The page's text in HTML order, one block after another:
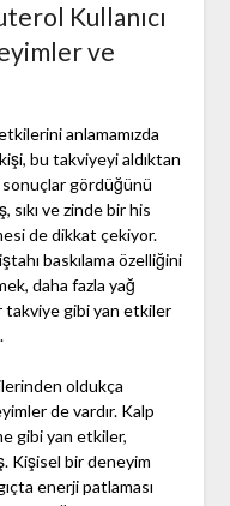
Kullanıcı
ve
anlamamızda
bu takviyeyi aldıktan
gördüğünü
ve zinde bir his
de dikkat çekiyor.
baskılama özelliğini
daha fazla yağ
takviye gibi yan etkiler
oldukça
de vardır. Kalp
gibi yan etkiler,
Kişisel bir deneyim
enerji patlaması